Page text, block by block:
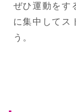
ぜひ運動をす
に集中してス
う。